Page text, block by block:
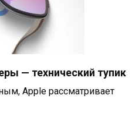
— технический тупик
Apple рассматривает